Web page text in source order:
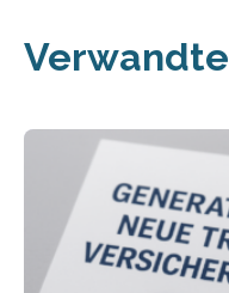
Verwandte